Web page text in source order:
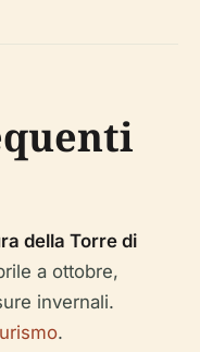
della Torre di
a ottobre,
invernali.
.